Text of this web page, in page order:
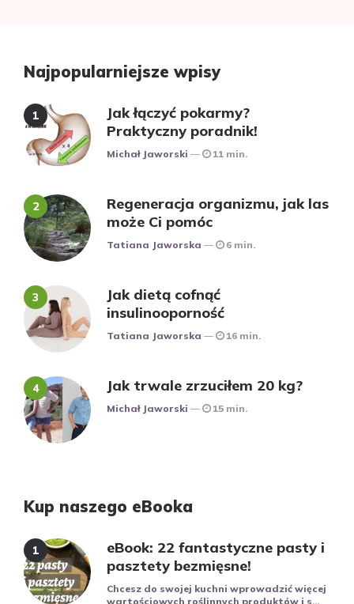
Najpopularniejsze wpisy
Jak łączyć pokarmy?
Praktyczny poradnik!
Posted
Michał Jaworski 11 min.
Regeneracja organizmu, jak las
może Ci pomóc
Posted
Tatiana Jaworska 6 min.
Jak dietą cofnąć
insulinooporność
Posted
Tatiana Jaworska 16 min.
Jak trwale zrzuciłem 20 kg?
Posted
Michał Jaworski 15 min.
Kup naszego eBooka
eBook: 22 fantastyczne pasty i
pasztety bezmięsne!
Chcesz do swojej kuchni wprowadzić więcej
wartościowych roślinnych produktów i s...